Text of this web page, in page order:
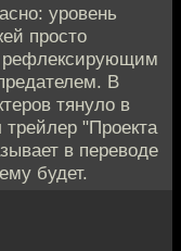
уровень
просто
рефлексирующим
В
тянуло в
"Проекта
в переводе
будет.